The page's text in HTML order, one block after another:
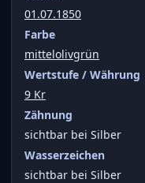
01.07.1850
Farbe
mittelolivgrün
Wertstufe / Währung
9 Kr
Zähnung
sichtbar bei Silber
Wasserzeichen
sichtbar bei Silber